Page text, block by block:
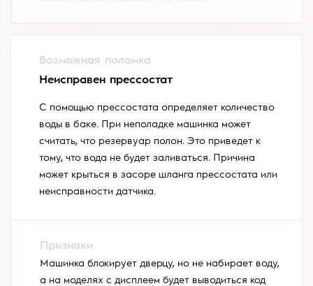
Неисправен прессостат
С помощью прессостата определяет количество
воды в баке. При неполадке машинка может
считать, что резервуар полон. Это приведет к
тому, что вода не будет заливаться. Причина
может крыться в засоре шланга прессостата или
неисправности датчика.
Машинка блокирует дверцу, но не набирает воду,
а на моделях с дисплеем будет выводиться код